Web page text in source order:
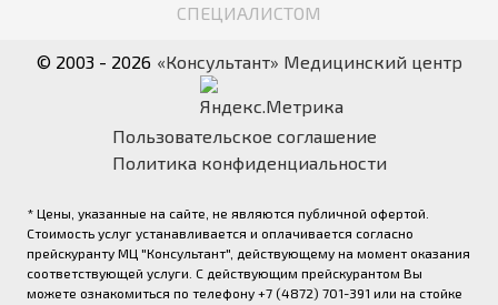
СПЕЦИАЛИСТОМ
© 2003 - 2026 «Консультант» Медицинский центр
Пользовательское соглашение
Политика конфиденциальности
* Цены, указанные на сайте, не являются публичной офертой.
Стоимость услуг устанавливается и оплачивается согласно
прейскуранту МЦ "Консультант", действующему на момент оказания
соответствующей услуги. С действующим прейскурантом Вы
можете ознакомиться по телефону +7 (4872) 701-391 или на стойке